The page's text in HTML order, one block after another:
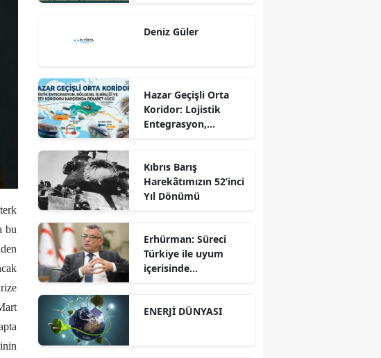
bu
Sürdürülebilir
Deniz Güler
Hazar Geçişli Orta
Koridor: Lojistik
Entegrasyon,
Karşısında Rekabet
Gücü
Kıbrıs Barış
Harekâtımızın 52’inci
Yıl Dönümü
Erhürman: Süreci
Türkiye ile uyum
içerisinde
ENERJİ DÜNYASI